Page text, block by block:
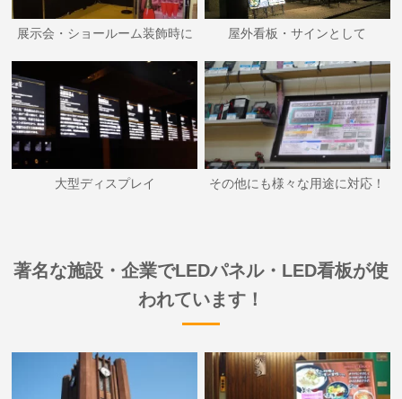
展示会・ショールーム装飾時に 屋外看板・サインとして
大型ディスプレイ その他にも様々な用途に対応！
著名な施設・企業でLEDパネル・LED看板が使
われています！